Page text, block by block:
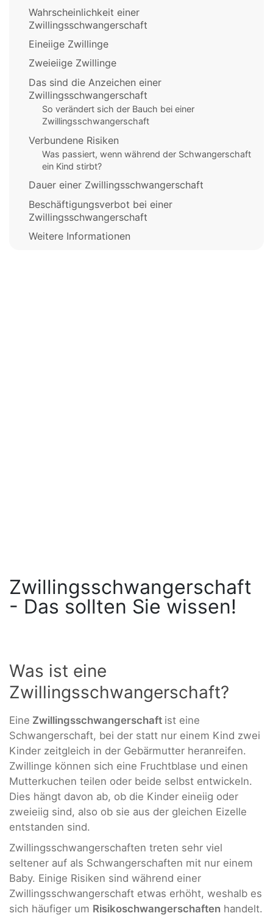
Wahrscheinlichkeit einer
Zwillingsschwangerschaft
Eineiige Zwillinge
Zweieiige Zwillinge
Das sind die Anzeichen einer
Zwillingsschwangerschaft
So verändert sich der Bauch bei einer
Zwillingsschwangerschaft
Verbundene Risiken
Was passiert, wenn während der Schwangerschaft
ein Kind stirbt?
Dauer einer Zwillingsschwangerschaft
Beschäftigungsverbot bei einer
Zwillingsschwangerschaft
Weitere Informationen
Zwillingsschwangerschaft
- Das sollten Sie wissen!
Was ist eine
Zwillingsschwangerschaft?
Eine Zwillingsschwangerschaft ist eine
Schwangerschaft, bei der statt nur einem Kind zwei
Kinder zeitgleich in der Gebärmutter heranreifen.
Zwillinge können sich eine Fruchtblase und einen
Mutterkuchen teilen oder beide selbst entwickeln.
Dies hängt davon ab, ob die Kinder eineiig oder
zweieiig sind, also ob sie aus der gleichen Eizelle
entstanden sind.
Zwillingsschwangerschaften treten sehr viel
seltener auf als Schwangerschaften mit nur einem
Baby. Einige Risiken sind während einer
Zwillingsschwangerschaft etwas erhöht, weshalb es
sich häufiger um Risikoschwangerschaften handelt.